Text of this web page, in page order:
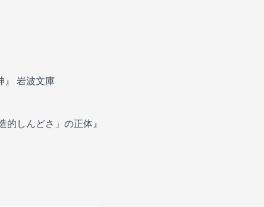
』 岩波文庫
しんどさ」の正体』